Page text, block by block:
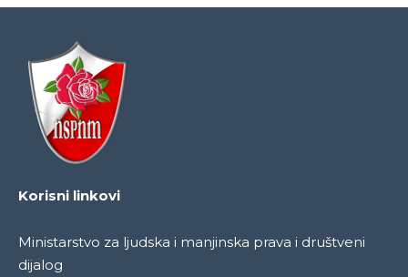
Korisni linkovi
Ministarstvo za ljudska i manjinska prava i društveni
dijalog